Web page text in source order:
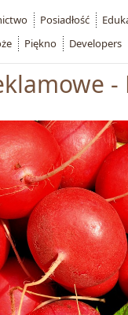
Posiadłość
Piękno Developers